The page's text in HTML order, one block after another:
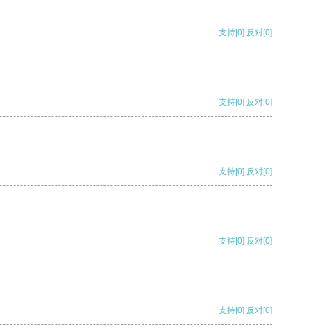
支持[0] 反对[0]
支持[0] 反对[0]
支持[0] 反对[0]
支持[0] 反对[0]
支持[0] 反对[0]